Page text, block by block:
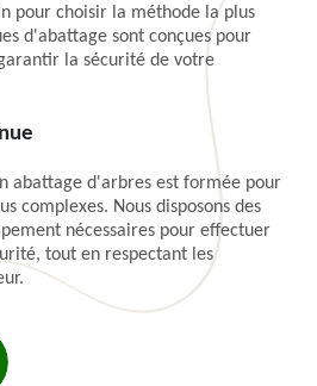
pour choisir la méthode la plus
d'abattage sont conçues pour
la sécurité de votre
abattage d'arbres est formée pour
complexes. Nous disposons des
nécessaires pour effectuer
tout en respectant les